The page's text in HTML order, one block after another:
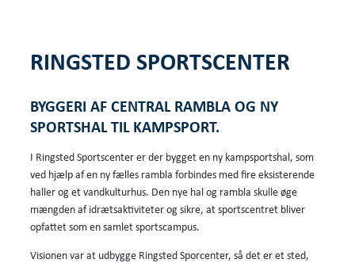
RINGSTED SPORTSCENTER
BYGGERI AF CENTRAL RAMBLA OG NY
SPORTSHAL TIL KAMPSPORT.
I Ringsted Sportscenter er der bygget en ny kampsportshal, som
ved hjælp af en ny fælles rambla forbindes med fire eksisterende
haller og et vandkulturhus. Den nye hal og rambla skulle øge
mængden af idrætsaktiviteter og sikre, at sportscentret bliver
opfattet som en samlet sportscampus.
Visionen var at udbygge Ringsted Sporcenter, så det er et sted,